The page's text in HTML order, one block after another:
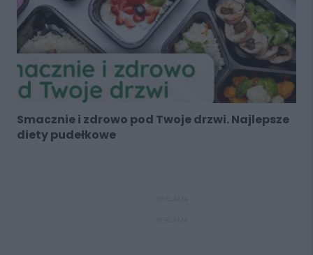
Smacznie i zdrowo pod Twoje drzwi. Najlepsze
diety pudełkowe